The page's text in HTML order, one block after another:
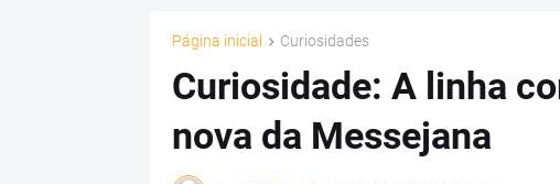
Página inicial Curiosidades
Curiosidade: A linha
nova da Messejana